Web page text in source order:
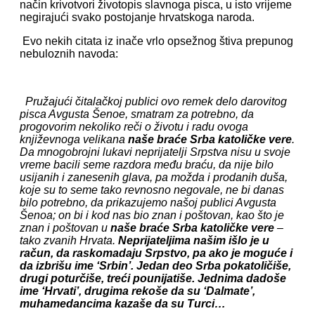
način krivotvori životopis slavnoga pisca, u isto vrijeme
negirajući svako postojanje hrvatskoga naroda.
Evo nekih citata iz inače vrlo opsežnog štiva prepunog
nebuloznih navoda:
Pružajući čitalačkoj publici ovo remek delo darovitog
pisca Avgusta Šenoe, smatram za potrebno, da
progovorim nekoliko reči o životu i radu ovoga
književnoga velikana naše braće Srba katoličke vere.
Da mnogobrojni lukavi neprijatelji Srpstva nisu u svoje
vreme bacili seme razdora među braću, da nije bilo
usijanih i zanesenih glava, pa možda i prodanih duša,
koje su to seme tako revnosno negovale, ne bi danas
bilo potrebno, da prikazujemo našoj publici Avgusta
Šenoa; on bi i kod nas bio znan i poštovan, kao što je
znan i poštovan u naše braće Srba katoličke vere –
tako zvanih Hrvata. Neprijateljima našim išlo je u
račun, da raskomadaju Srpstvo, pa ako je moguće i
da izbrišu ime ‘Srbin’. Jedan deo Srba pokatoličiše,
drugi poturčiše, treći pounijatiše. Jednima dadoše
ime ‘Hrvati’, drugima rekoše da su ‘Dalmate’,
muhamedancima kazaše da su Turci…